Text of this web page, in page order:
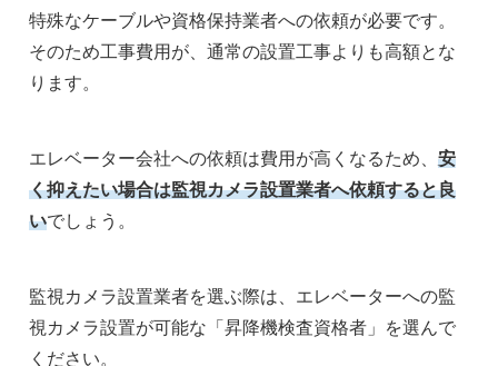
特殊なケーブルや資格保持業者への依頼が必要です。
そのため工事費用が、通常の設置工事よりも高額とな
ります。
エレベーター会社への依頼は費用が高くなるため、安
く抑えたい場合は監視カメラ設置業者へ依頼すると良
いでしょう。
監視カメラ設置業者を選ぶ際は、エレベーターへの監
視カメラ設置が可能な「昇降機検査資格者」を選んで
ください。